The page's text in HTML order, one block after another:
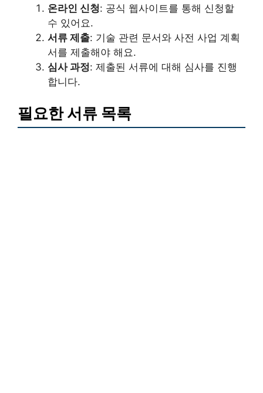
온라인 신청: 공식 웹사이트를 통해 신청할
수 있어요.
서류 제출: 기술 관련 문서와 사전 사업 계획
서를 제출해야 해요.
심사 과정: 제출된 서류에 대해 심사를 진행
합니다.
필요한 서류 목록